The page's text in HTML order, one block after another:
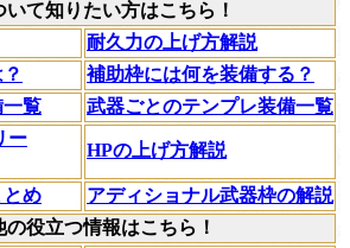
いて知りたい方はこちら！
耐久力の上げ方解説
補助枠には何を装備する？
覧
武器ごとのテンプレ装備一覧
ー
HPの上げ方解説
め
アディショナル武器枠の解説
の役立つ情報はこちら！